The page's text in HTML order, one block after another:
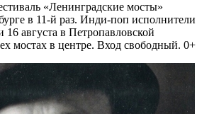
«Ленинградские мосты»
в 11-й раз. Инди-поп исполнители
16 августа в Петропавловской
мостах в центре. Вход свободный. 0+